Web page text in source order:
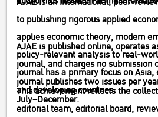
to publishing rigorous applied
applies economic theory, modern
policy-relevant analysis to real-
journal has a primary focus on
and developing countries.
AJAE is published online, operates
journal, and charges no submission
journal publishes two issues per
July–December.
This achievement reflects the
editorial team, editorial board,